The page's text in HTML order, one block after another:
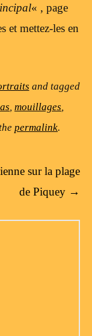
« , page
et mettez-les en
and tagged
, mouillages,
permalink.
sur la plage
de Piquey →